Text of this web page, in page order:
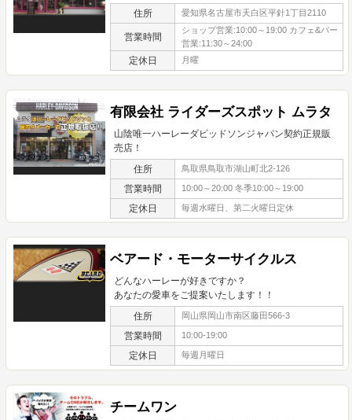
住所 愛知県名古屋市天白区平針1丁目2110
営業時間
ショップ営業:10:00～19:00 カフェ&バー
営業:11:30～24:00
定休日 月曜
有限会社 ライダーズスポット ムラタ
山陰唯一ハーレーダビッドソンジャパン契約正規販
売店！
住所 鳥取県鳥取市湖山町北2-126
営業時間 10:00～20:00 冬季10:00～19:00
定休日 毎週水曜日、第二火曜日定休
ベアード・モーターサイクルス
どんなハーレーが好きですか？
あなたの愛車をご提案いたします！！
住所 岡山県岡山市南区藤田566-3
営業時間 10:00-19:00
定休日 毎週月曜日
チームワン